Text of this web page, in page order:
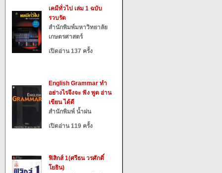
เคมีทั่วไป เล่ม 1 ฉบับ
รวบรัด
สำนักพิมพ์มหาวิทยาลัย
เกษตรศาสตร์
เปิดอ่าน 137 ครั้ง
English Grammar ทำ
อย่างไรจึงจะ ฟัง พูด อ่าน
เขียน ได้ดี
สำนักพิมพ์ น้ำฝน
เปิดอ่าน 119 ครั้ง
ฟิสิกส์ 1(ศรีธน วรศักดิ์
โยธิน)